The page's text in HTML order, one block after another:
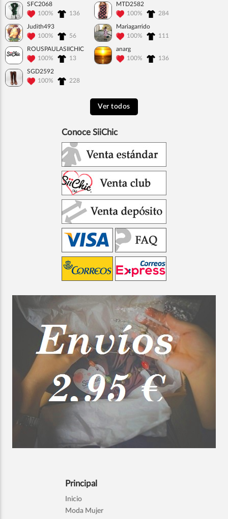
SFC2068
100%
136
MTD2582
100%
284
Judith493
100%
56
Mariagarrido
100%
111
ROUSPAULASIICHIC
100%
13
anarg
100%
136
SGD2592
100%
228
Ver todos
Conoce SiiChic
Principal
Inicio
Moda Mujer